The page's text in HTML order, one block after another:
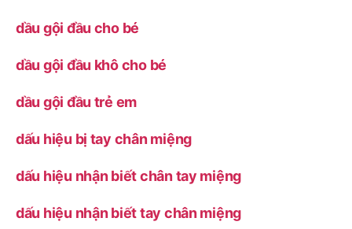
dầu gội đầu cho bé
dầu gội đầu khô cho bé
dầu gội đầu trẻ em
dấu hiệu bị tay chân miệng
dấu hiệu nhận biết chân tay miệng
dấu hiệu nhận biết tay chân miệng